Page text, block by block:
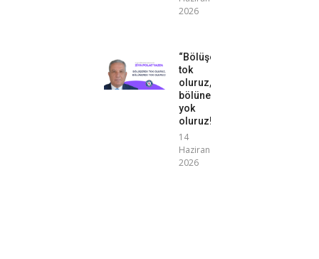
2026
“Bölüşerek
tok
oluruz,
bölünerek
yok
oluruz!”
14
Haziran
2026